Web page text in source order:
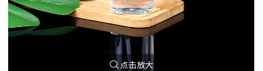
点击放大